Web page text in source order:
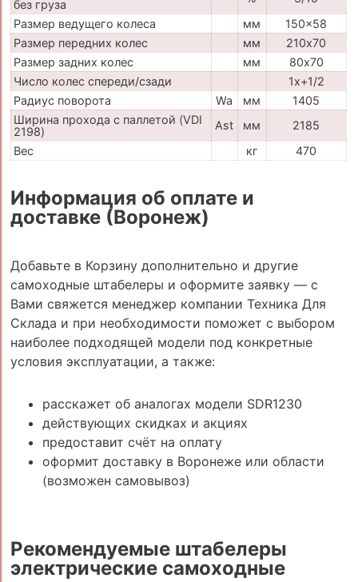
без груза
Размер ведущего колеса
мм
150x58
Размер передних колес
мм
210х70
Размер задних колес
мм
80х70
Число колес спереди/сзади
1x+1/2
Радиус поворота
Wa мм
1405
Ширина прохода с паллетой (VDI
2198)
Ast мм
2185
Вес
кг 470
Информация об оплате и
доставке (Воронеж)
Добавьте в Корзину дополнительно и другие
самоходные штабелеры и оформите заявку — с
Вами свяжется менеджер компании Техника Для
Склада и при необходимости поможет с выбором
наиболее подходящей модели под конкретные
условия эксплуатации, а также:
расскажет об аналогах модели SDR1230
действующих скидках и акциях
предоставит счёт на оплату
оформит доставку в Воронеже или области
(возможен самовывоз)
Рекомендуемые штабелеры
электрические самоходные